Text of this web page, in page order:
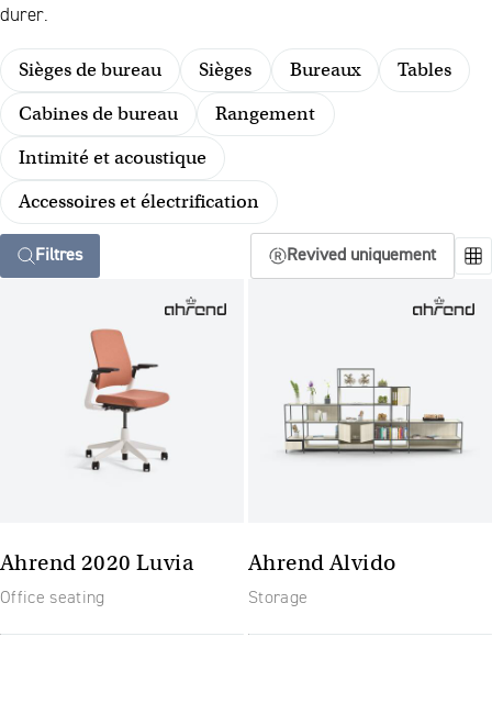
durer.
Sièges de bureau Sièges Bureaux
Tables
Cabines de bureau
Rangement
Intimité et acoustique
Accessoires et électrification
Filtres Revived uniquement
Ahrend 2020 Luvia
Office seating
Ahrend Alvido
Storage